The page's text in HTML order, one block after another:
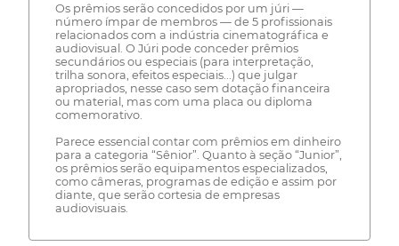
Os prêmios serão concedidos por um júri —
número ímpar de membros — de 5 profissionais
relacionados com a indústria cinematográfica e
audiovisual. O Júri pode conceder prêmios
secundários ou especiais (para interpretação,
trilha sonora, efeitos especiais...) que julgar
apropriados, nesse caso sem dotação financeira
ou material, mas com uma placa ou diploma
comemorativo.
Parece essencial contar com prêmios em dinheiro
para a categoria “Sênior”. Quanto à seção “Junior”,
os prêmios serão equipamentos especializados,
como câmeras, programas de edição e assim por
diante, que serão cortesia de empresas
audiovisuais.